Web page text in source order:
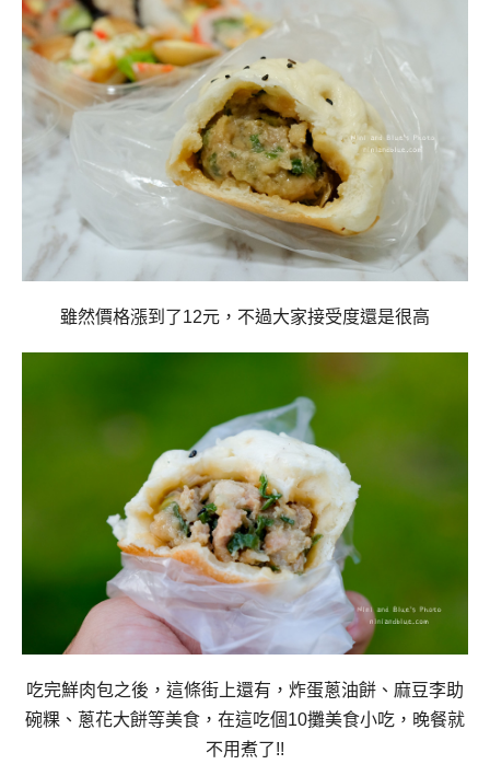
雖然價格漲到了12元， 不過大家接受度還是很高
吃完鮮肉包之後，這條街上還有， 炸蛋蔥油餅、麻豆李助
碗粿、蔥花大餅等美食， 在這吃個10攤美食小吃，晚餐就
不用煮了!!